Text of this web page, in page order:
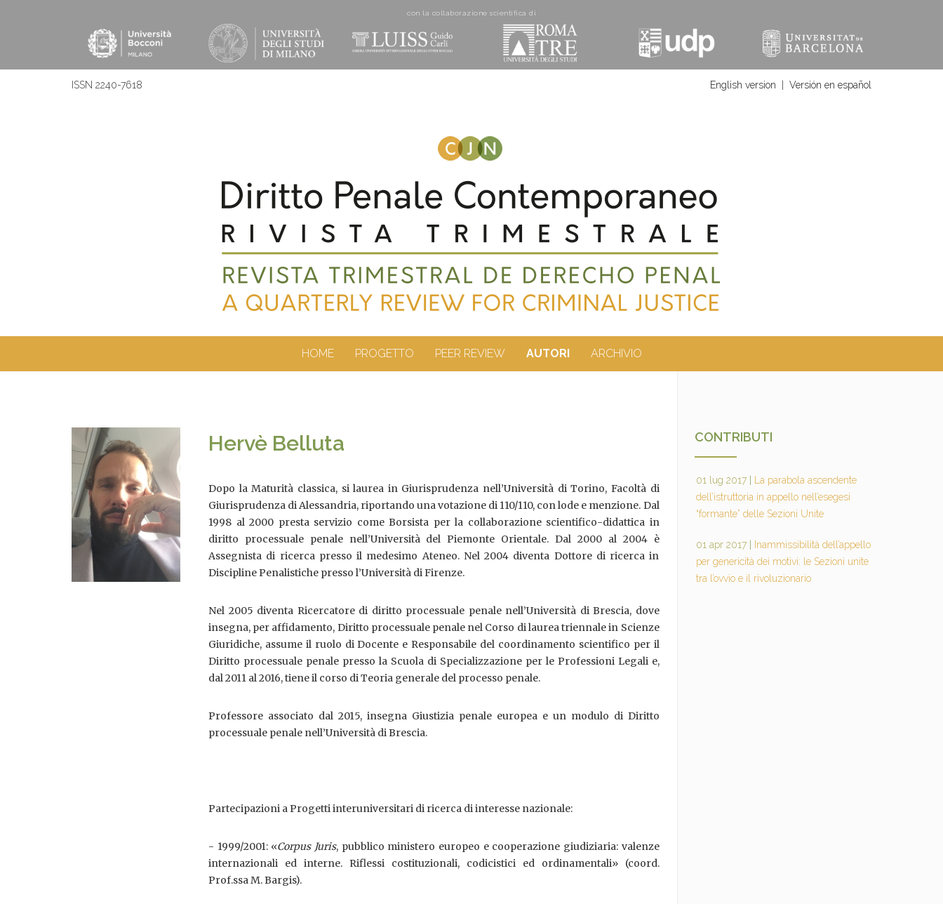
con la collaborazione scientifica di
ISSN 2240-7618 English version Versión en español
HOME PROGETTO PEER REVIEW AUTORI ARCHIVIO
Hervè Belluta
Dopo la Maturità classica, si laurea in Giurisprudenza nell’Università di Torino, Facoltà di
Giurisprudenza di Alessandria, riportando una votazione di 110/110, con lode e menzione. Dal
1998 al 2000 presta servizio come Borsista per la collaborazione scientifico-didattica in
diritto processuale penale nell’Università del Piemonte Orientale. Dal 2000 al 2004 è
Assegnista di ricerca presso il medesimo Ateneo. Nel 2004 diventa Dottore di ricerca in
Discipline Penalistiche presso l’Università di Firenze.
Nel 2005 diventa Ricercatore di diritto processuale penale nell’Università di Brescia, dove
insegna, per affidamento, Diritto processuale penale nel Corso di laurea triennale in Scienze
Giuridiche, assume il ruolo di Docente e Responsabile del coordinamento scientifico per il
Diritto processuale penale presso la Scuola di Specializzazione per le Professioni Legali e,
dal 2011 al 2016, tiene il corso di Teoria generale del processo penale.
Professore associato dal 2015, insegna Giustizia penale europea e un modulo di Diritto
processuale penale nell’Università di Brescia.
Partecipazioni a Progetti interuniversitari di ricerca di interesse nazionale:
- 1999/2001: «Corpus Juris, pubblico ministero europeo e cooperazione giudiziaria: valenze
internazionali ed interne. Riflessi costituzionali, codicistici ed ordinamentali» (coord.
Prof.ssa M. Bargis).
CONTRIBUTI
01 lug 2017
La parabola ascendente
dell’istruttoria in appello nell’esegesi
“formante” delle Sezioni Unite
01 apr 2017
Inammissibilità dell’appello
per genericità dei motivi: le Sezioni unite
tra l’ovvio e il rivoluzionario